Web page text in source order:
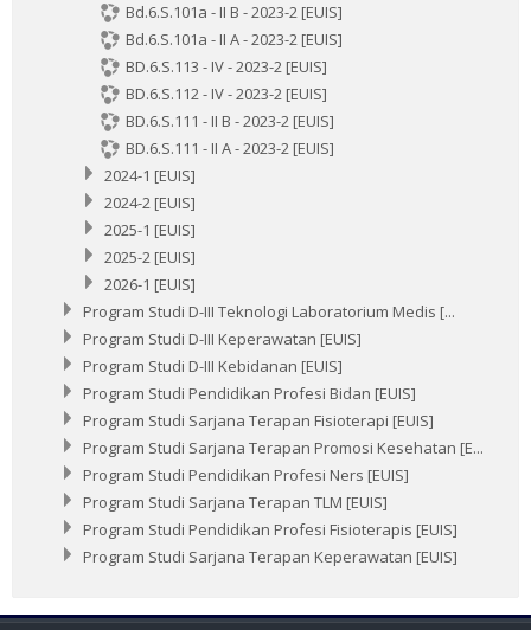
Bd.6.S.101a - II B - 2023-2 [EUIS]
Bd.6.S.101a - II A - 2023-2 [EUIS]
BD.6.S.113 - IV - 2023-2 [EUIS]
BD.6.S.112 - IV - 2023-2 [EUIS]
BD.6.S.111 - II B - 2023-2 [EUIS]
BD.6.S.111 - II A - 2023-2 [EUIS]
2024-1 [EUIS]
2024-2 [EUIS]
2025-1 [EUIS]
2025-2 [EUIS]
2026-1 [EUIS]
Program Studi D-III Teknologi Laboratorium Medis [...
Program Studi D-III Keperawatan [EUIS]
Program Studi D-III Kebidanan [EUIS]
Program Studi Pendidikan Profesi Bidan [EUIS]
Program Studi Sarjana Terapan Fisioterapi [EUIS]
Program Studi Sarjana Terapan Promosi Kesehatan [E...
Program Studi Pendidikan Profesi Ners [EUIS]
Program Studi Sarjana Terapan TLM [EUIS]
Program Studi Pendidikan Profesi Fisioterapis [EUIS]
Program Studi Sarjana Terapan Keperawatan [EUIS]